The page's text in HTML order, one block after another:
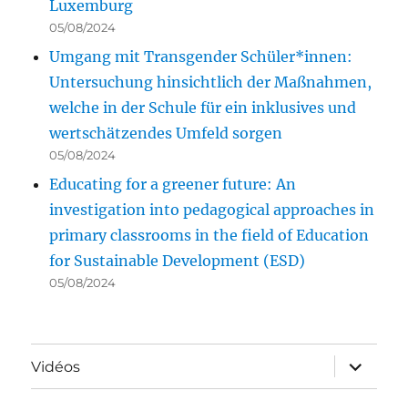
Luxemburg
05/08/2024
Umgang mit Transgender Schüler*innen:
Untersuchung hinsichtlich der Maßnahmen,
welche in der Schule für ein inklusives und
wertschätzendes Umfeld sorgen
05/08/2024
Educating for a greener future: An
investigation into pedagogical approaches in
primary classrooms in the field of Education
for Sustainable Development (ESD)
05/08/2024
Vidéos
ouvrir
le
sous-